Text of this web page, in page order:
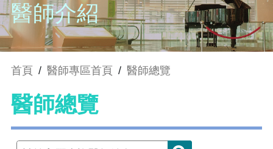
醫師介紹
首頁 / 醫師專區首頁 / 醫師總覽
醫師總覽